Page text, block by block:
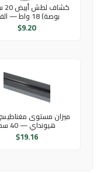
بوصة) 18 واط — الفنار
$9.20
ميزان مستوى
هيونداي — 40 سم
$19.16